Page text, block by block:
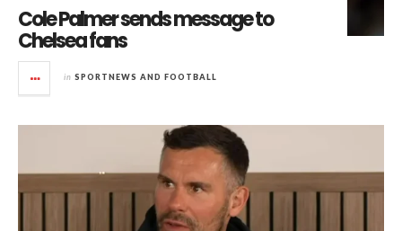
Cole Palmer sends message to
Chelsea fans
in SPORTNEWS AND FOOTBALL